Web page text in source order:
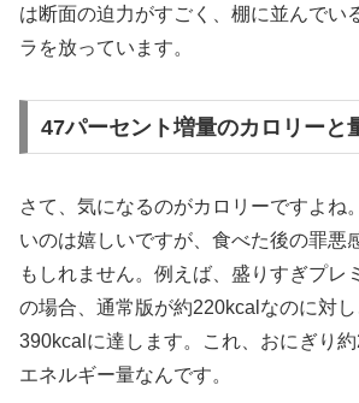
は断面の迫力がすごく、棚に並んでい
ラを放っています。
47パーセント増量のカロリーと
さて、気になるのがカロリーですよね
いのは嬉しいですが、食べた後の罪悪
もしれません。例えば、盛りすぎプレ
の場合、通常版が約220kcalなのに対
390kcalに達します。これ、おにぎり
エネルギー量なんです。